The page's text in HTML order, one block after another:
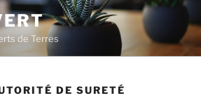
de Terres
DE SURETÉ